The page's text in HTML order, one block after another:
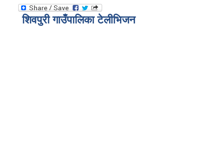
शिवपुरी गाउँपालिका टेलीभिजन